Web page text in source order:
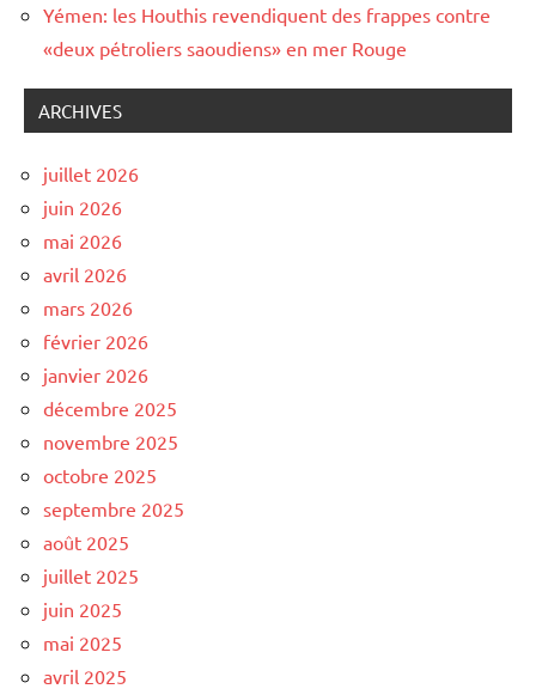
Yémen: les Houthis revendiquent des frappes contre
«deux pétroliers saoudiens» en mer Rouge
ARCHIVES
juillet 2026
juin 2026
mai 2026
avril 2026
mars 2026
février 2026
janvier 2026
décembre 2025
novembre 2025
octobre 2025
septembre 2025
août 2025
juillet 2025
juin 2025
mai 2025
avril 2025